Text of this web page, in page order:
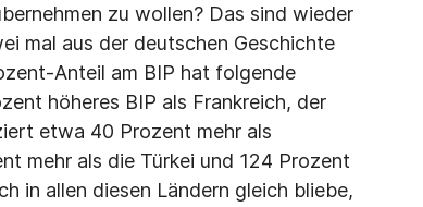
zu wollen? Das sind wieder
mal aus der deutschen Geschichte
Anteil am BIP hat folgende
höheres BIP als Frankreich, der
etwa 40 Prozent mehr als
mehr als die Türkei und 124 Prozent
in allen diesen Ländern gleich bliebe,